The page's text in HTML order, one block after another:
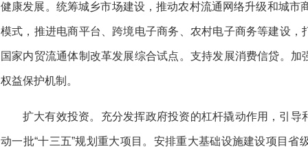
健康发展。统筹城乡市场建设，推动农村流通网络升级和城市
模式，推进电商平台、跨境电子商务、农村电子商务等建设
国家内贸流通体制改革发展综合试点。支持发展消费信贷。
权益保护机制。
扩大有效投资。充分发挥政府投资的杠杆撬动作用，引
动一批“十三五”规划重大项目。安排重大基础设施建设项目